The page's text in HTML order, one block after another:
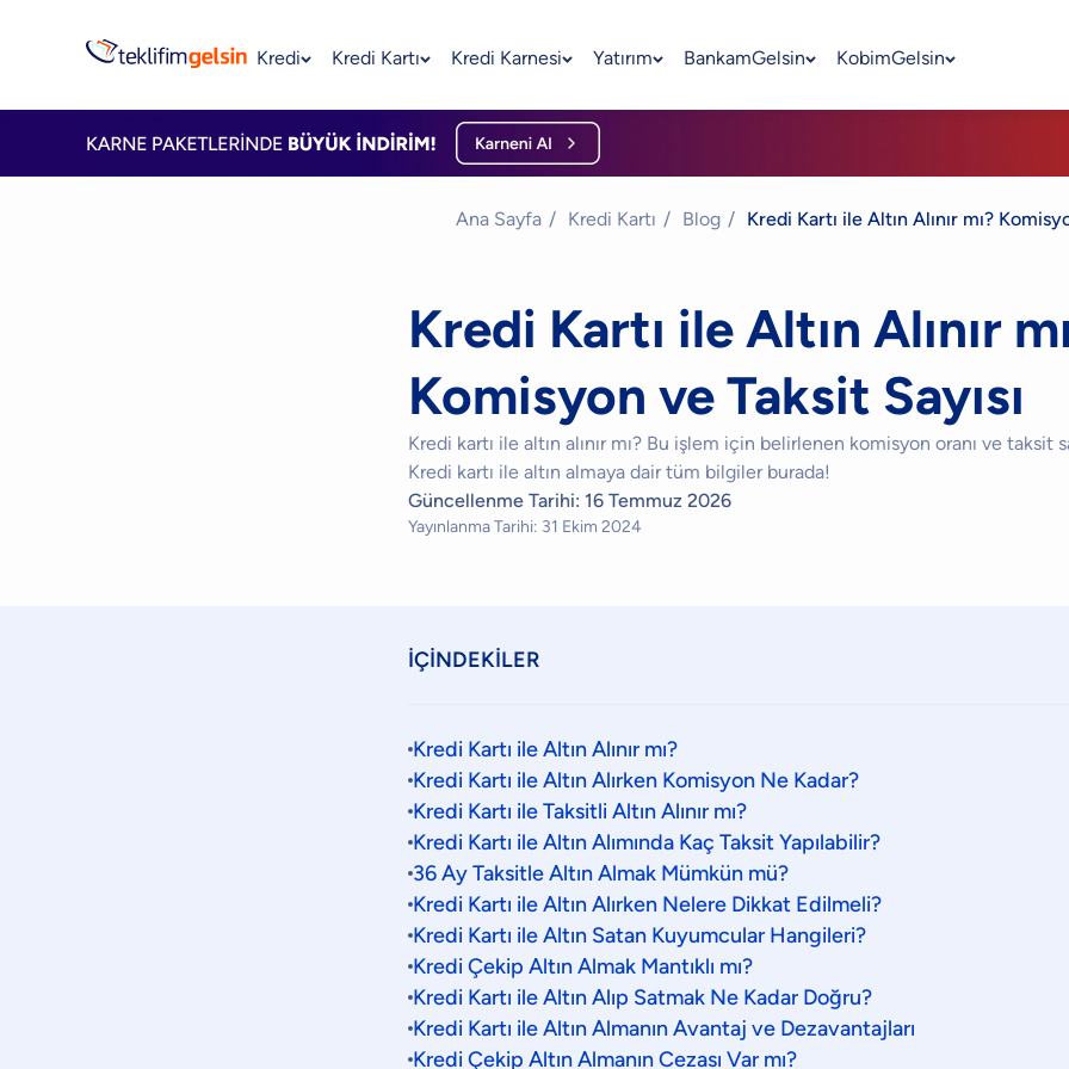
Kredi Kredi Kartı Kredi Karnesi Yatırım BankamGelsin KobimGelsin
Ana Sayfa / Kredi Kartı / Blog / Kredi Kartı ile Altın Alınır mı?
Kredi Kartı ile Altın Alınır
Komisyon ve Taksit Sayısı
Kredi kartı ile altın alınır mı? Bu işlem için belirlenen komisyon oranı ve taksit
Kredi kartı ile altın almaya dair tüm bilgiler burada!
Güncellenme Tarihi: 16 Temmuz 2026
Yayınlanma Tarihi: 31 Ekim 2024
İÇİNDEKİLER
Kredi Kartı ile Altın Alınır mı?
Kredi Kartı ile Altın Alırken Komisyon Ne Kadar?
Kredi Kartı ile Taksitli Altın Alınır mı?
Kredi Kartı ile Altın Alımında Kaç Taksit Yapılabilir?
36 Ay Taksitle Altın Almak Mümkün mü?
Kredi Kartı ile Altın Alırken Nelere Dikkat Edilmeli?
Kredi Kartı ile Altın Satan Kuyumcular Hangileri?
Kredi Çekip Altın Almak Mantıklı mı?
Kredi Kartı ile Altın Alıp Satmak Ne Kadar Doğru?
Kredi Kartı ile Altın Almanın Avantaj ve Dezavantajları
Kredi Çekip Altın Almanın Cezası Var mı?